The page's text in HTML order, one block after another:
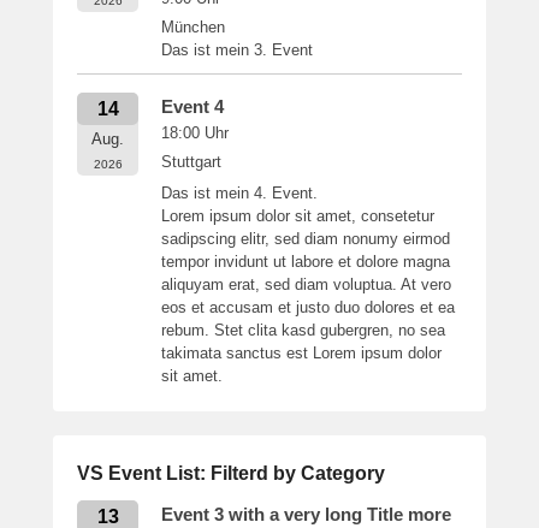
München
Das ist mein 3. Event
14
Aug.
2026
Event 4
18:00 Uhr
Stuttgart
Das ist mein 4. Event.
Lorem ipsum dolor sit amet, consetetur
sadipscing elitr, sed diam nonumy eirmod
tempor invidunt ut labore et dolore magna
aliquyam erat, sed diam voluptua. At vero
eos et accusam et justo duo dolores et ea
rebum. Stet clita kasd gubergren, no sea
takimata sanctus est Lorem ipsum dolor
sit amet.
VS Event List: Filterd by Category
13
Event 3 with a very long Title more